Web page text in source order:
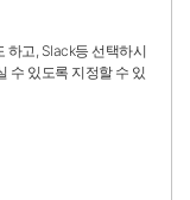
하고, Slack등 선택하시
수 있도록 지정할 수 있